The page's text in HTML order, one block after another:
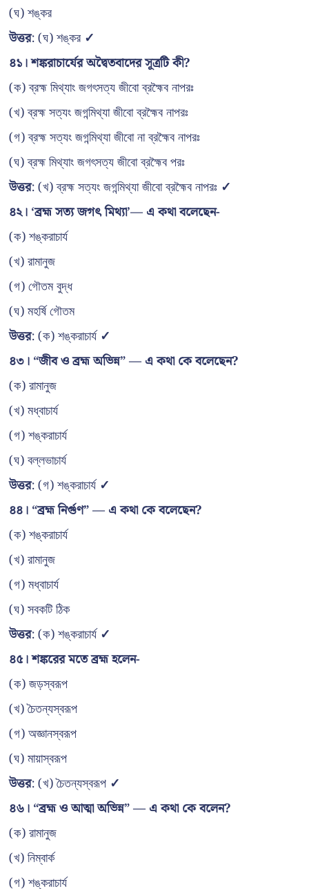
(ঘ) শঙ্কর
উত্তর: (ঘ) শঙ্কর ✓
৪১। শঙ্করাচার্যের অদ্বৈতবাদের সূত্রটি কী?
(ক) ব্রহ্ম মিথ্যাং জগৎসত্য জীবো ব্রহ্মৈব নাপরঃ
(খ) ব্রহ্ম সত্যং জগন্মিথ্যা জীবো ব্রহ্মৈব নাপরঃ
(গ) ব্রহ্ম সত্যং জগন্মিথ্যা জীবো না ব্রহ্মৈব নাপরঃ
(ঘ) ব্রহ্ম মিথ্যাং জগৎসত্য জীবো ব্রহ্মৈব পরঃ
উত্তর: (খ) ব্রহ্ম সত্যং জগন্মিথ্যা জীবো ব্রহ্মৈব নাপরঃ ✓
৪২। ‘ব্রহ্ম সত্য জগৎ মিথ্যা’— এ কথা বলেছেন-
(ক) শঙ্করাচার্য
(খ) রামানুজ
(গ) গৌতম বুদ্ধ
(ঘ) মহর্ষি গৌতম
উত্তর: (ক) শঙ্করাচার্য✓
৪৩। “জীব ও ব্রহ্ম অভিন্ন” — এ কথা কে বলেছেন?
(ক) রামানুজ
(খ) মধ্বাচার্য
(গ) শঙ্করাচার্য
(ঘ) বল্লভাচার্য
উত্তর: (গ) শঙ্করাচার্য✓
৪৪। “ব্রহ্ম নির্গুণ” — এ কথা কে বলেছেন?
(ক) শঙ্করাচার্য
(খ) রামানুজ
(গ) মধ্বাচার্য
(ঘ) সবকটি ঠিক
উত্তর: (ক) শঙ্করাচার্য✓
৪৫। শঙ্করের মতে ব্রহ্ম হলেন-
(ক) জড়স্বরূপ
(খ) চৈতন্যস্বরূপ
(গ) অজ্ঞানস্বরূপ
(ঘ) মায়াস্বরূপ
উত্তর: (খ) চৈতন্যস্বরূপ ✓
৪৬। “ব্রহ্ম ও আত্মা অভিন্ন” — এ কথা কে বলেন?
(ক) রামানুজ
(খ) নিম্বার্ক
(গ) শঙ্করাচার্য